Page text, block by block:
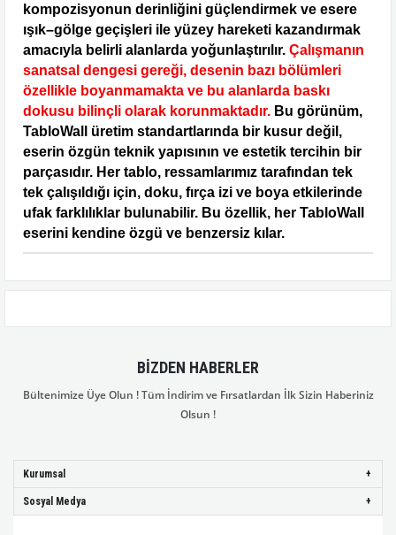
kompozisyonun derinliğini güçlendirmek ve esere
ışık–gölge geçişleri ile yüzey hareketi kazandırmak
amacıyla belirli alanlarda yoğunlaştırılır. Çalışmanın
sanatsal dengesi gereği, desenin bazı bölümleri
özellikle boyanmamakta ve bu alanlarda baskı
dokusu bilinçli olarak korunmaktadır. Bu görünüm,
TabloWall üretim standartlarında bir kusur değil,
eserin özgün teknik yapısının ve estetik tercihin bir
parçasıdır. Her tablo, ressamlarımız tarafından tek
tek çalışıldığı için, doku, fırça izi ve boya etkilerinde
ufak farklılıklar bulunabilir. Bu özellik, her TabloWall
eserini kendine özgü ve benzersiz kılar.
BIZDEN HABERLER
Bültenimize Üye Olun ! Tüm İndirim ve Fırsatlardan İlk Sizin Haberiniz
Olsun !
Kurumsal
Sosyal Medya